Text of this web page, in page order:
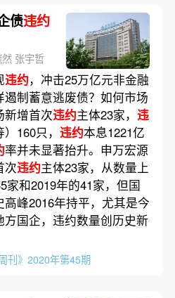
债违约
张宇哲
违约，冲击25万亿元非金融
制蓄意逃废债？如何市场
增首次违约主体23家， 违
160只， 违约本息1221亿
率并未显著抬升。申万宏源
次违约主体23家，从数量上
家和2019年的41家，但国
高峰2016年持平，尤其是今
方国企，违约数量创历史新
刊》2020年第45期